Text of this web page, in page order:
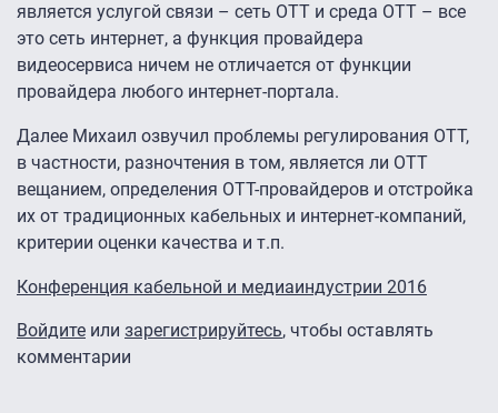
является услугой связи – сеть ОТТ и среда ОТТ – все
это сеть интернет, а функция провайдера
видеосервиса ничем не отличается от функции
провайдера любого интернет-портала.
Далее Михаил озвучил проблемы регулирования ОТТ,
в частности, разночтения в том, является ли ОТТ
вещанием, определения ОТТ-провайдеров и отстройка
их от традиционных кабельных и интернет-компаний,
критерии оценки качества и т.п.
Конференция кабельной и медиаиндустрии 2016
Войдите или зарегистрируйтесь, чтобы оставлять
комментарии